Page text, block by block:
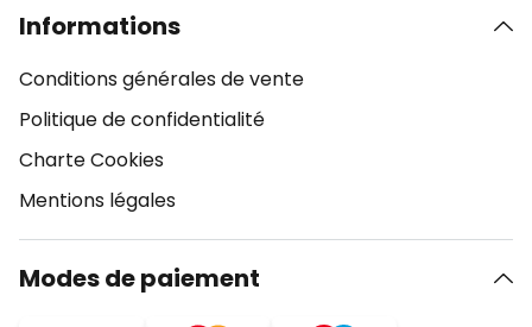
Informations
Conditions générales de vente
Politique de confidentialité
Charte Cookies
Mentions légales
Modes de paiement